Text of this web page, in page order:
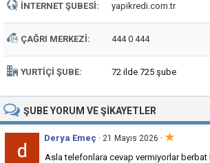
İNTERNET ŞUBESI: yapikredi.com.tr
ÇAĞRI MERKEZI: 444 0 444
YURTIÇI ŞUBE: 72 ilde 725 şube
ŞUBEYORUM VE ŞIKAYETLER
Derya Emeç · 21 Mayıs 2026 · ★
Asla telefonlara cevap vermiyorlar berbat